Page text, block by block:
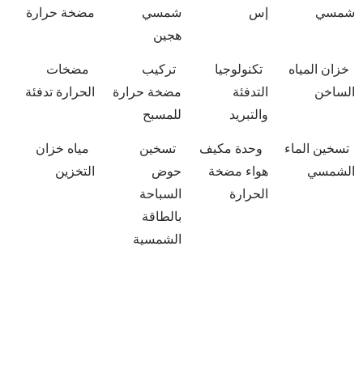
شمسي
إس
شمسي
هجين
مضخة حرارة
خزان المياه
الساخن
تكنولوجيا
التدفئة
والتبريد
تركيب
مضخة حرارة
للمسبح
مضخات
الحرارة تدفئة
تسخين الماء
الشمسي
وحدة مكيف
هواء مضخة
الحرارة
تسخين
حوض
السباحة
بالطاقة
الشمسية
مياه خزان
التخزين